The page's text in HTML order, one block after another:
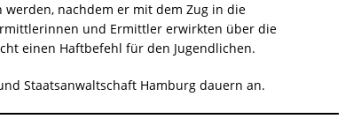
nachdem er mit dem Zug in die
und Ermittler erwirkten über die
einen Haftbefehl für den Jugendlichen.
Staatsanwaltschaft Hamburg dauern an.